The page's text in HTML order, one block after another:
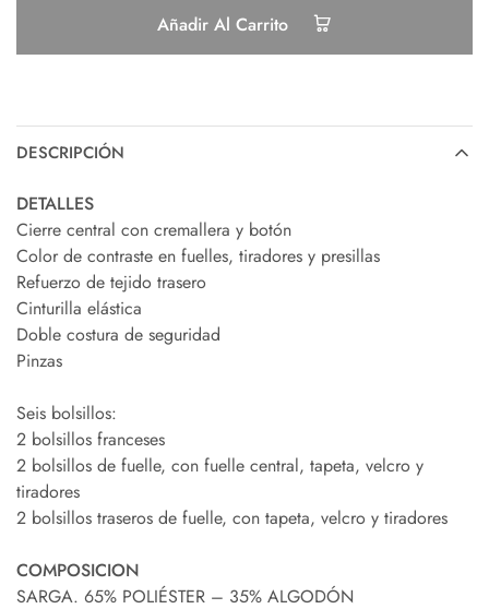
Añadir Al Carrito
DESCRIPCIÓN
DETALLES
Cierre central con cremallera y botón
Color de contraste en fuelles, tiradores y presillas
Refuerzo de tejido trasero
Cinturilla elástica
Doble costura de seguridad
Pinzas
Seis bolsillos:
2 bolsillos franceses
2 bolsillos de fuelle, con fuelle central, tapeta, velcro y
tiradores
2 bolsillos traseros de fuelle, con tapeta, velcro y tiradores
COMPOSICION
SARGA. 65% POLIÉSTER – 35% ALGODÓN